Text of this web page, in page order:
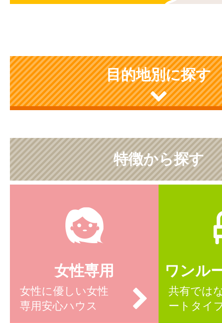
目的地別に探す
特徴から探す
女性専用
女性に優しい女性
専用安心ハウス
ワンル
共有では
ートタイ